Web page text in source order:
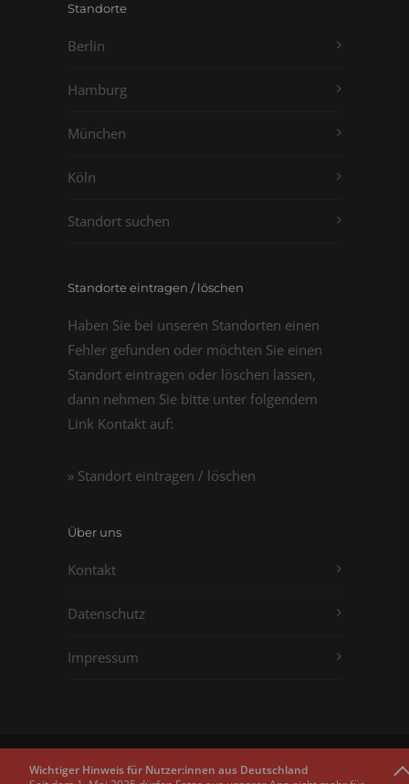
Standorte
Berlin
Hamburg
München
Köln
Standort suchen
Standorte eintragen / löschen
Haben Sie bei unseren Standorten einen
Fehler gefunden oder möchten Sie einen
Standort eintragen oder löschen lassen,
dann nehmen Sie bitte unter folgendem
Link Kontakt auf:
» Standort eintragen / löschen
Über uns
Kontakt
Datenschutz
Impressum
Copyright © 2011 - 2026
Wichtiger Hinweis für Nutzer:innen aus Deutschland